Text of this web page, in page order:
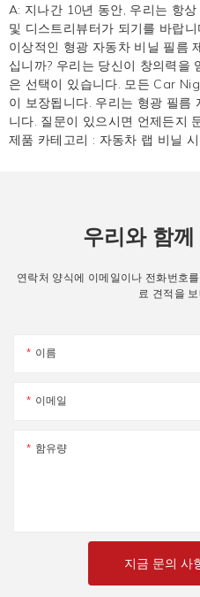
A: 지나간 10년 동안, 우리는 항
및 디스트리뷰터가 되기를 바랍니
이상적인 형광 자동차 비닐 필름
십니까? 우리는 당신이 창의력을
은 선택이 있습니다. 모든 Car
이 보장됩니다. 우리는 형광 필름
니다. 질문이 있으시면 언제든지
제품 카테고리 : 자동차 랩 비닐
우리와 함
연락처 양식에 이메일이나 전화번호
료 견적을
이름
이메일
함유량
지금 문의 사